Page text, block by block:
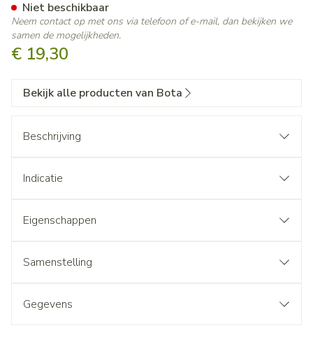
€ 19,30
Niet beschikbaar
Neem contact op met ons via telefoon of e-mail, dan bekijken we
samen de mogelijkheden.
Bekijk alle producten van Bota
Beschrijving
Indicatie
Eigenschappen
Samenstelling
Gegevens